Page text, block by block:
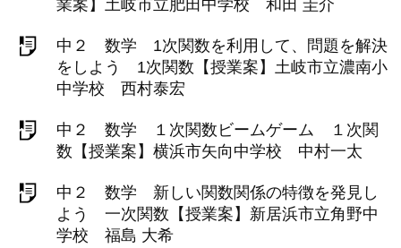
業案】土岐市立肥田中学校 和田 圭介
中２ 数学 1次関数を利用して、問題を解決
をしよう 1次関数【授業案】土岐市立濃南小
中学校 西村泰宏
中２ 数学 １次関数ビームゲーム １次関
数【授業案】横浜市矢向中学校 中村一太
中２ 数学 新しい関数関係の特徴を発見し
よう 一次関数【授業案】新居浜市立角野中
学校 福島 大希